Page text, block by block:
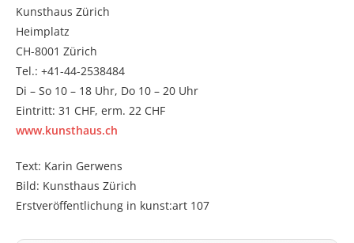
Kunsthaus Zürich
Heimplatz
CH-8001 Zürich
Tel.: +41-44-2538484
Di – So 10 – 18 Uhr, Do 10 – 20 Uhr
Eintritt: 31 CHF, erm. 22 CHF
www.kunsthaus.ch
Text: Karin Gerwens
Bild: Kunsthaus Zürich
Erstveröffentlichung in kunst:art 107